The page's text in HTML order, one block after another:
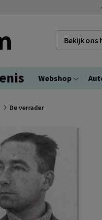
Bekijk ons
Webshop
De verrader